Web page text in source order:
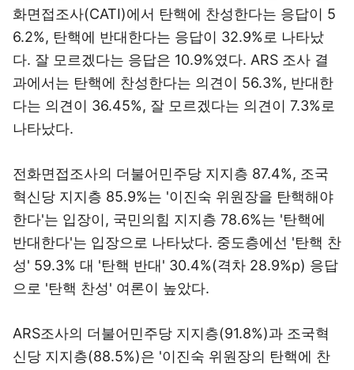
화면접조사(CATI)에서 탄핵에 찬성한다는 응답이 5
6.2%, 탄핵에 반대한다는 응답이 32.9%로 나타났
다. 잘 모르겠다는 응답은 10.9%였다. ARS 조사 결
과에서는 탄핵에 찬성한다는 의견이 56.3%, 반대한
다는 의견이 36.45%, 잘 모르겠다는 의견이 7.3%로
나타났다.
전화면접조사의 더불어민주당 지지층 87.4%, 조국
혁신당 지지층 85.9%는 '이진숙 위원장을 탄핵해야
한다'는 입장이, 국민의힘 지지층 78.6%는 '탄핵에
반대한다'는 입장으로 나타났다. 중도층에선 '탄핵 찬
성' 59.3% 대 '탄핵 반대' 30.4%(격차 28.9%p) 응답
으로 '탄핵 찬성' 여론이 높았다.
ARS조사의 더불어민주당 지지층(91.8%)과 조국혁
신당 지지층(88.5%)은 '이진숙 위원장의 탄핵에 찬